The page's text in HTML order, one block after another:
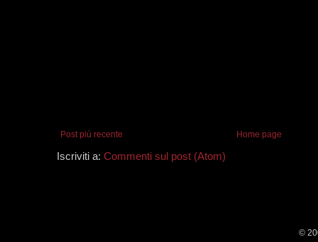
Post più recente Home page
Iscriviti a: Commenti sul post (Atom)
©